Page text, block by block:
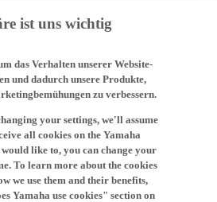
ist uns wichtig
das Verhalten unserer Website-
und dadurch unsere Produkte,
zu verbessern.
your settings, we'll assume
all cookies on the Yamaha
like to, you can change your
To learn more about the cookies
we use them and their benefits,
Yamaha use cookies" section on